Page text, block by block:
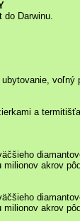
do Darwinu.
voľný
a
akrov
akrov